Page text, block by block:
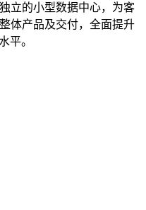
立的小型数据中心，为客
体产品及交付，全面提升
平。